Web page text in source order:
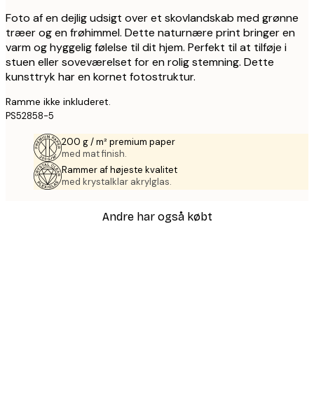
Foto af en dejlig udsigt over et skovlandskab med grønne
træer og en frøhimmel. Dette naturnære print bringer en
varm og hyggelig følelse til dit hjem. Perfekt til at tilføje i
stuen eller soveværelset for en rolig stemning. Dette
kunsttryk har en kornet fotostruktur.
Ramme ikke inkluderet.
PS52858-5
200 g / m² premium paper
med mat finish.
Rammer af højeste kvalitet
med krystalklar akrylglas.
Andre har også købt